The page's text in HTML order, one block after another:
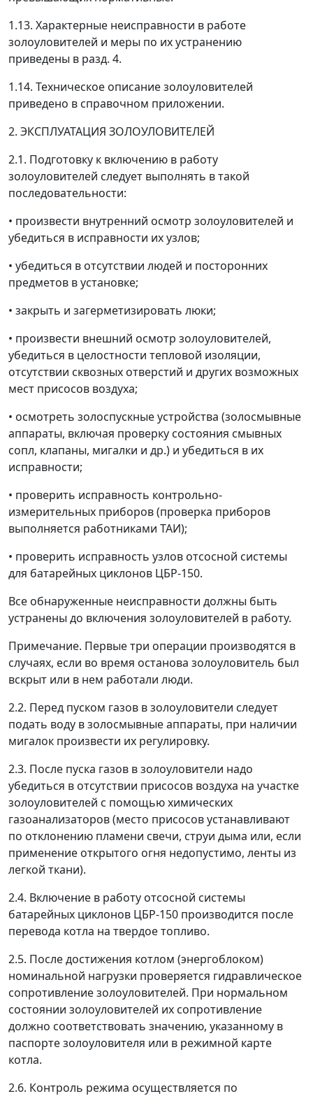
1.13. Характерные неисправности в работе
золоуловителей и меры по их устранению
приведены в разд. 4.
1.14. Техническое описание золоуловителей
приведено в справочном приложении.
2. ЭКСПЛУАТАЦИЯ ЗОЛОУЛОВИТЕЛЕЙ
2.1. Подготовку к включению в работу
золоуловителей следует выполнять в такой
последовательности:
• произвести внутренний осмотр золоуловителей и
убедиться в исправности их узлов;
• убедиться в отсутствии людей и посторонних
предметов в установке;
• закрыть и загерметизировать люки;
• произвести внешний осмотр золоуловителей,
убедиться в целостности тепловой изоляции,
отсутствии сквозных отверстий и других возможных
мест присосов воздуха;
• осмотреть золоспускные устройства (золосмывные
аппараты, включая проверку состояния смывных
сопл, клапаны, мигалки и др.) и убедиться в их
исправности;
• проверить исправность контрольно-
измерительных приборов (проверка приборов
выполняется работниками ТАИ);
• проверить исправность узлов отсосной системы
для батарейных циклонов ЦБР-150.
Все обнаруженные неисправности должны быть
устранены до включения золоуловителей в работу.
Примечание. Первые три операции производятся в
случаях, если во время останова золоуловитель был
вскрыт или в нем работали люди.
2.2. Перед пуском газов в золоуловители следует
подать воду в золосмывные аппараты, при наличии
мигалок произвести их регулировку.
2.3. После пуска газов в золоуловители надо
убедиться в отсутствии присосов воздуха на участке
золоуловителей с помощью химических
газоанализаторов (место присосов устанавливают
по отклонению пламени свечи, струи дыма или, если
применение открытого огня недопустимо, ленты из
легкой ткани).
2.4. Включение в работу отсосной системы
батарейных циклонов ЦБР-150 производится после
перевода котла на твердое топливо.
2.5. После достижения котлом (энергоблоком)
номинальной нагрузки проверяется гидравлическое
сопротивление золоуловителей. При нормальном
состоянии золоуловителей их сопротивление
должно соответствовать значению, указанному в
паспорте золоуловителя или в режимной карте
котла.
2.6. Контроль режима осуществляется по